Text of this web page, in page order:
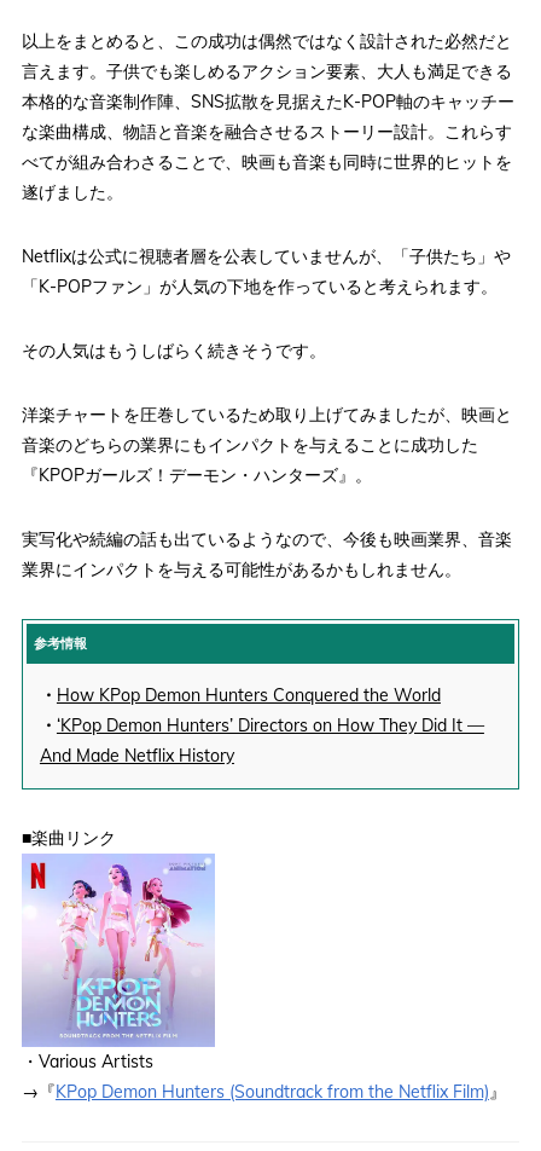
以上をまとめると、この成功は偶然ではなく設計された必然だと
言えます。子供でも楽しめるアクション要素、大人も満足できる
本格的な音楽制作陣、SNS拡散を見据えたK-POP軸のキャッチー
な楽曲構成、物語と音楽を融合させるストーリー設計。これらす
べてが組み合わさることで、映画も音楽も同時に世界的ヒットを
遂げました。
Netflixは公式に視聴者層を公表していませんが、「子供たち」や
「K-POPファン」が人気の下地を作っていると考えられます。
その人気はもうしばらく続きそうです。
洋楽チャートを圧巻しているため取り上げてみましたが、映画と
音楽のどちらの業界にもインパクトを与えることに成功した
『KPOPガールズ！デーモン・ハンターズ』。
実写化や続編の話も出ているようなので、今後も映画業界、音楽
業界にインパクトを与える可能性があるかもしれません。
参考情報
・ How KPop Demon Hunters Conquered the World
・ ‘KPop Demon Hunters’ Directors on How They Did It —
And Made Netflix History
■楽曲リンク
・Various Artists
→『KPop Demon Hunters (Soundtrack from the Netflix Film)』